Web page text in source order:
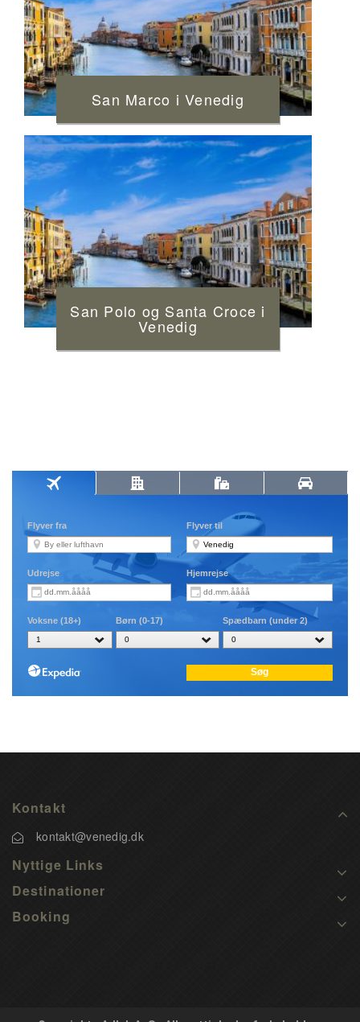
San Marco i Venedig
San Polo og Santa Croce i
Venedig
Kontakt
kontakt@venedig.dk
Nyttige Links
Destinationer
Booking